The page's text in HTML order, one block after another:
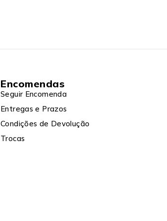
Encomendas
Seguir Encomenda
Entregas e Prazos
Condições de Devolução
Trocas